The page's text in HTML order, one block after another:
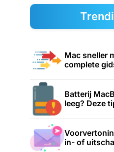
Mac sneller
complete
Batterij
leeg? Deze
in- of